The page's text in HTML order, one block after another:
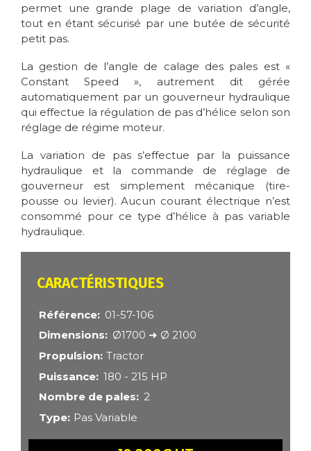
permet une grande plage de variation d’angle,
tout en étant sécurisé par une butée de sécurité
petit pas.
La gestion de l’angle de calage des pales est «
Constant Speed », autrement dit gérée
automatiquement par un gouverneur hydraulique
qui effectue la régulation de pas d’hélice selon son
réglage de régime moteur.
La variation de pas s’effectue par la puissance
hydraulique et la commande de réglage de
gouverneur est simplement mécanique (tire-
pousse ou levier). Aucun courant électrique n’est
consommé pour ce type d’hélice à pas variable
hydraulique.
CARACTÉRISTIQUES
Référence
01-57-106
Dimensions
Ø1700 ➜ Ø 2100
Propulsion Tractor
Puissance
180 - 215 HP
Nombre de pales
2
Type Pas Variable